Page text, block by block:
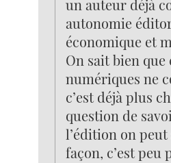
un auteur déjà
autonomie
économique et
On sait bien
numériques ne
c’est déjà plus
question de
l’édition on
façon, c’est peu